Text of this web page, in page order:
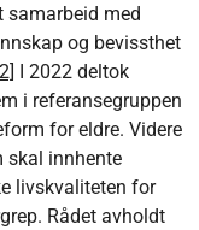
samarbeid med
og bevissthet
I 2022 deltok
i referansegruppen
for eldre. Videre
skal innhente
livskvaliteten for
Rådet avholdt